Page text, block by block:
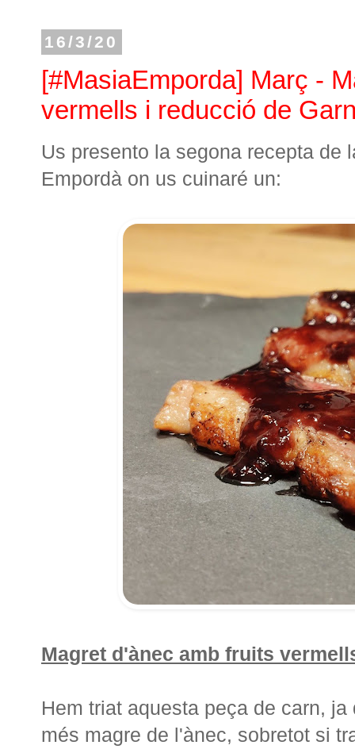
16/3/20
[#MasiaEmporda] Març -
vermells i reducció de
Us presento la segona recepta de
Empordà on us cuinaré un:
Magret d'ànec amb fruits
Hem triat aquesta peça de carn,
més magre de l'ànec, sobretot si